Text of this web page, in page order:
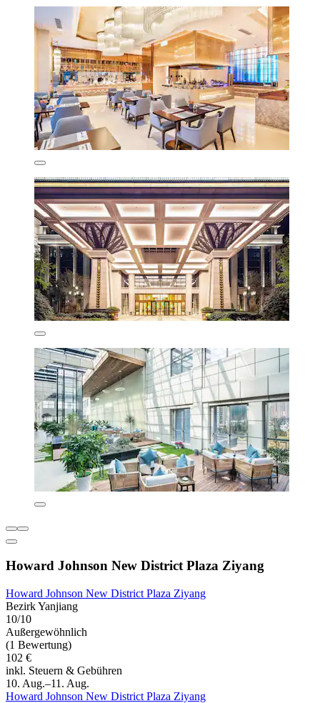
Howard Johnson New District Plaza Ziyang
Howard Johnson New District Plaza Ziyang
Bezirk Yanjiang
10/10
Außergewöhnlich
(1 Bewertung)
102 €
inkl. Steuern & Gebühren
10. Aug.–11. Aug.
Howard Johnson New District Plaza Ziyang